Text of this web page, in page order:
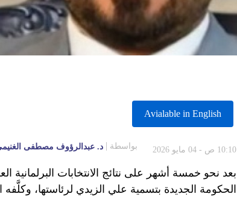
Avialable in English
10:10 ص - 04 مايو 2026 بواسطة د. عبدالرؤوف مصطفى
بعد نحو خمسة أشهر على نتائج الانتخابات
الحكومة الجديدة بتسمية علي الزيدي لرئاستها،